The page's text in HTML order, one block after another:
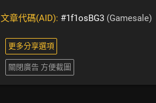
文章代碼(AID): #1f1osBG3 (Gamesale)
更多分享選項
關閉廣告 方便截圖